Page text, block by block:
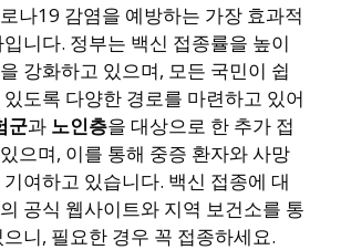
나19 감염을 예방하는 가장 효과적
니다. 정부는 백신 접종률을 높이
강화하고 있으며, 모든 국민이 쉽
도록 다양한 경로를 마련하고 있어
군과 노인층을 대상으로 한 추가 접
으며, 이를 통해 중증 환자와 사망
여하고 있습니다. 백신 접종에 대
공식 웹사이트와 지역 보건소를 통
니, 필요한 경우 꼭 접종하세요.